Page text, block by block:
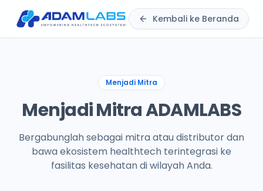
Kembali ke Beranda
Menjadi Mitra
Menjadi Mitra ADAMLABS
Bergabunglah sebagai mitra atau distributor dan
bawa ekosistem healthtech terintegrasi ke
fasilitas kesehatan di wilayah Anda.